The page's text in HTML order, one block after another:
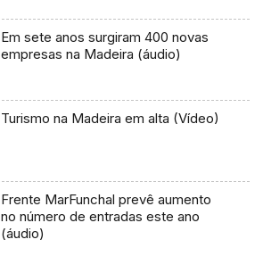
Em sete anos surgiram 400 novas
empresas na Madeira (áudio)
Turismo na Madeira em alta (Vídeo)
Frente MarFunchal prevê aumento
no número de entradas este ano
(áudio)